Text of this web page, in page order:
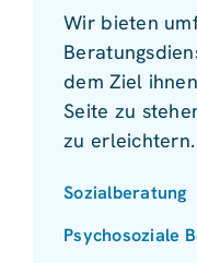
Wir bieten
dem Ziel
Seite zu
zu erleichtern.
Sozialberatung
Psychosoziale